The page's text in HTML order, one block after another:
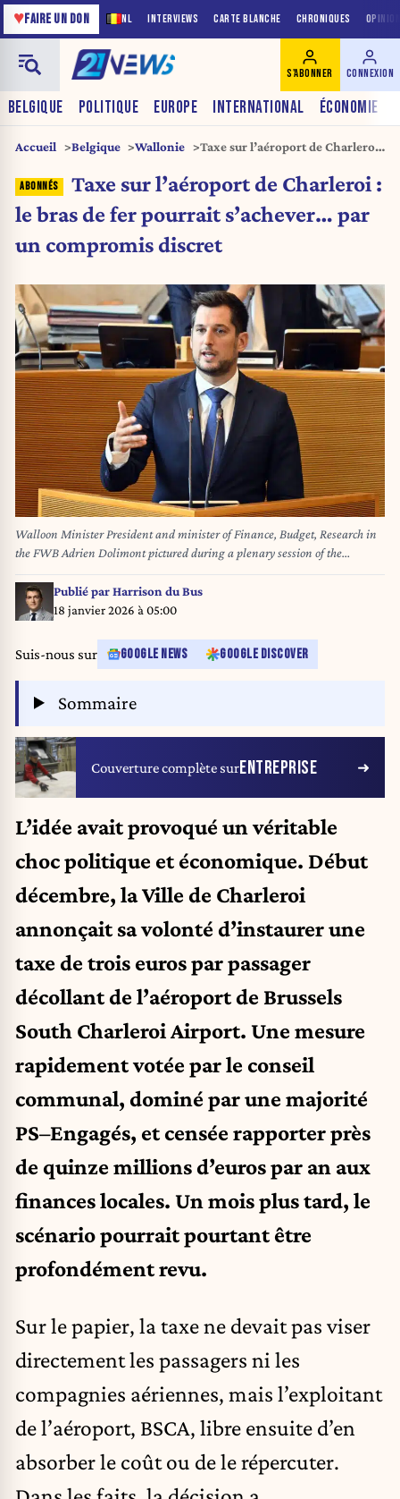
NL INTERVIEWS CARTE BLANCHE CHRONIQUES
♥FAIRE UN DON
BELGIQUE POLITIQUE EUROPE INTERNATIONAL ÉCONOMIE
S'ABONNER CONNEXION
Accueil Belgique Wallonie
Taxe sur l’aéroport de Charleroi :
s’achever… par un compromis
discret
Taxe sur l’aéroport de Charleroi :
le bras de fer pourrait s’achever… par
un compromis discret
Walloon Minister President and minister of Finance, Budget, Research in
the FWB Adrien Dolimont pictured during a plenary session of the
Walloon Parliament in Namur, Wednesday 03 September 2025. BELGA
PHOTO ERIC LALMAND
Publié parHarrison du Bus
18 janvier 2026 à 05:00
Suis-nous sur GOOGLE NEWS GOOGLE DISCOVER
Sommaire
Couverture complète surENTREPRISE
L’idée avait provoqué un véritable
choc politique et économique. Début
décembre, la Ville de Charleroi
annonçait sa volonté d’instaurer une
taxe de trois euros par passager
décollant de l’aéroport de Brussels
South Charleroi Airport. Une mesure
rapidement votée par le conseil
communal, dominé par une majorité
PS–Engagés, et censée rapporter près
de quinze millions d’euros par an aux
finances locales. Un mois plus tard, le
scénario pourrait pourtant être
profondément revu.
Sur le papier, la taxe ne devait pas viser
directement les passagers ni les
compagnies aériennes, mais l’exploitant
de l’aéroport, BSCA, libre ensuite d’en
absorber le coût ou de le répercuter.